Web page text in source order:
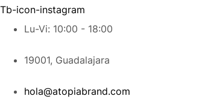
Tb-icon-instagram
Lu-Vi: 10:00 - 18:00
19001, Guadalajara
hola@atopiabrand.com